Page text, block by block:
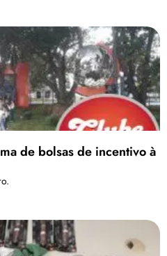
de bolsas de incentivo à